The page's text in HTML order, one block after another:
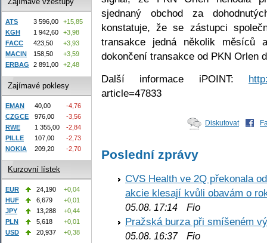
sjednaný obchod za
konstatuje, že se zástupci
transakce jedná několik
dokončení transakce od PKN Orlen
Další informace iPOINT:
article=47833
Diskutovat
Poslední zprávy
CVS Health ve 2Q překonala
akcie klesají kvůli obavám o
05.08. 17:14 Fio
Pražská burza při smíšeném
05.08. 16:37Fio
ATS 3 596,00
+15,85
KGH
1 942,60
+3,98
FACC
423,50
+3,93
MACIN
158,50
+3,59
ERBAG
2 891,00 +2,48
Zajímavé poklesy
EMAN 40,00
-4,76
CZGCE
976,00
-3,56
RWE
1 355,00
-2,84
PILLE
107,00
-2,73
NOKIA
209,20 -2,70
Kurzovní lístek
EUR 24,190
+0,04
HUF
6,679
+0,01
JPY
13,288
+0,44
PLN
5,618
+0,01
USD
20,937 +0,38